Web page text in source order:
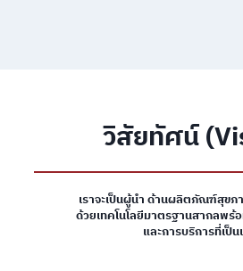
วิสัยทัศน์
เราจะเป็นผู้นำ ด้านผลิตภัณฑ์สุขภ
ด้วยเทคโนโลยีมาตรฐานสากลพ
และการบริการที่เป็น